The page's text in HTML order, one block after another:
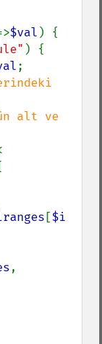
$val ) {
) {
;
[